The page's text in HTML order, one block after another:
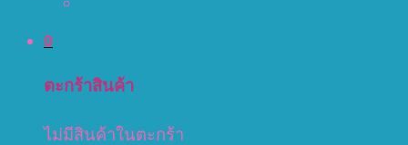
0
ตะกร้าสินค้า
ไม่มีสินค้าในตะกร้า